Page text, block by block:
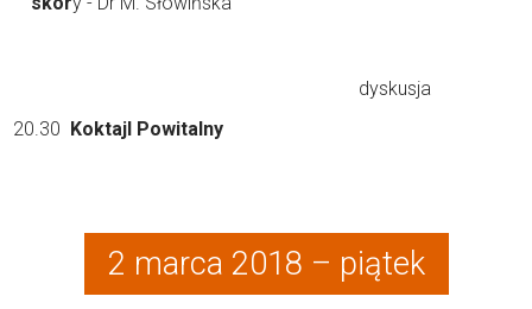
dyskusja
20.30 Koktajl Powitalny
2 marca 2018 – piątek